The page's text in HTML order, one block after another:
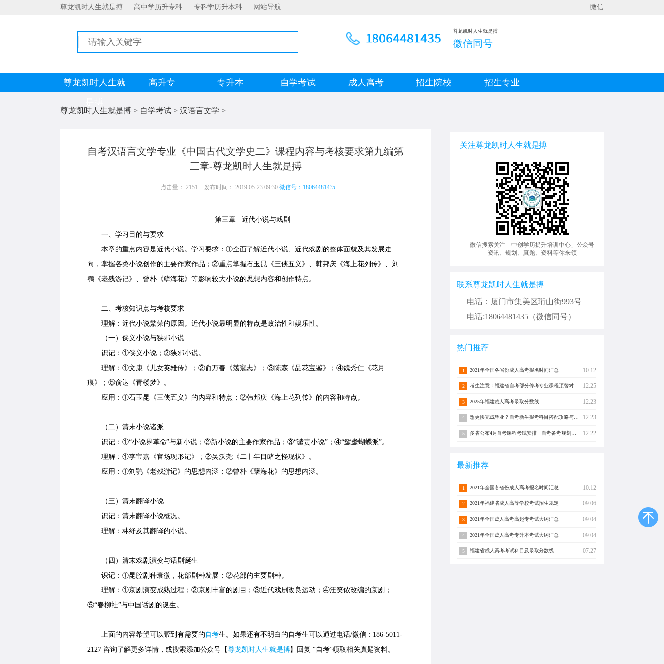
尊龙凯时人生就是搏 高中学历升专科 专科学历升本科 网站导航 微信
尊龙凯时人生就是搏
微信同号
尊龙凯时人生就
高升专 专升本 自学考试 成人高考 招生院校 招生专业
尊龙凯时人生就是搏 > 自学考试 > 汉语言文学 >
自考汉语言文学专业《中国古代文学史二》课程内容与考核要求第九编第
三章-尊龙凯时人生就是搏
点击量： 2151 发布时间： 2019-05-23 09:30 微信号：18064481435
第三章 近代小说与戏剧
一、学习目的与要求
本章的重点内容是近代小说。学习要求：①全面了解近代小说、近代戏剧的整体面貌及其发展走
向，掌握各类小说创作的主要作家作品；②重点掌握石玉昆《三侠五义》、韩邦庆《海上花列传》、刘
鹗《老残游记》、曾朴《孽海花》等影响较大小说的思想内容和创作特点。
二、考核知识点与考核要求
理解：近代小说繁荣的原因。近代小说最明显的特点是政治性和娱乐性。
（一）侠义小说与狭邪小说
识记：①侠义小说；②狭邪小说。
理解：①文康《儿女英雄传》；②俞万春《荡寇志》；③陈森《品花宝鉴》；④魏秀仁《花月
痕》；⑤俞达《青楼梦》。
应用：①石玉昆《三侠五义》的内容和特点；②韩邦庆《海上花列传》的内容和特点。
（二）清末小说诸派
识记：①“小说界革命”与新小说；②新小说的主要作家作品；③“谴责小说”；④“鸳鸯蝴蝶派”。
理解：①李宝嘉《官场现形记》；②吴沃尧《二十年目睹之怪现状》。
应用：①刘鹗《老残游记》的思想内涵；②曾朴《孽海花》的思想内涵。
（三）清末翻译小说
识记：清末翻译小说概况。
理解：林纾及其翻译的小说。
（四）清末戏剧演变与话剧诞生
识记：①昆腔剧种衰微，花部剧种发展；②花部的主要剧种。
理解：①京剧演变成熟过程；②京剧丰富的剧目；③近代戏剧改良运动；④汪笑侬改编的京剧；
⑤“春柳社”与中国话剧的诞生。
上面的内容希望可以帮到有需要的 自考生。如果还有不明白的自考生可以通过电话/微信：186-5011-
2127 咨询了解更多详情，或搜索添加公众号【尊龙凯时人生就是搏】回复 “自考”领取相关真题资料。
关注尊龙凯时人生就是搏
微信搜索关注「中创学历提升培训中心」公众号
资讯、规划、真题、资料等你来领
联系尊龙凯时人生就是搏
电话：厦门市集美区珩山街993号
电话:18064481435（微信同号）
热门推荐
1 2021年全国各省份成人高考报名时间汇总 10.12
2 12.25
3 2025年福建成人高考录取分数线 12.23
4 12.23
5 12.22
最新推荐
1 2021年全国各省份成人高考报名时间汇总 10.12
2 2021年福建省成人高等学校考试招生规定 09.06
3 2021年全国成人高考高起专考试大纲汇总 09.04
4 2021年全国成人高考专升本考试大纲汇总 09.04
5 福建省成人高考考试科目及录取分数线 07.27